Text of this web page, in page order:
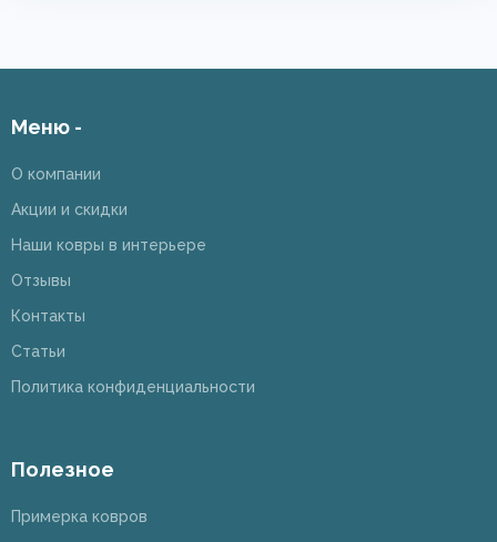
Меню -
О компании
Акции и скидки
Наши ковры в интерьере
Отзывы
Контакты
Статьи
Политика конфиденциальности
Полезное
Примерка ковров